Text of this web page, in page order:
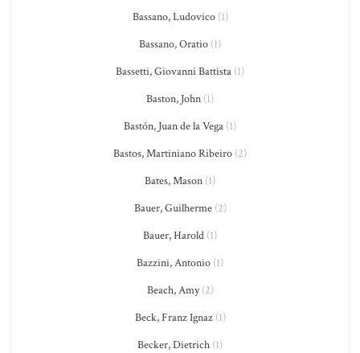
Bassano, Ludovico(1)
Bassano, Oratio (1)
Bassetti, Giovanni Battista (1)
Baston, John (1)
Bastón, Juan de la Vega (1)
Bastos, Martiniano Ribeiro (2)
Bates, Mason (1)
Bauer, Guilherme(2)
Bauer, Harold (1)
Bazzini, Antonio (1)
Beach, Amy(2)
Beck, Franz Ignaz(1)
Becker, Dietrich (1)